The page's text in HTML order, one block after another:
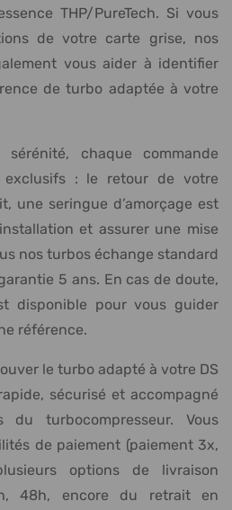
THP/PureTech. Si vous
de votre carte grise, nos
vous aider à identifier
de turbo adaptée à votre
chaque commande
exclusifs : le retour de votre
une seringue d’amorçage est
et assurer une mise
nos turbos échange standard
5 ans. En cas de doute,
disponible pour vous guider
référence.
le turbo adapté à votre DS
sécurisé et accompagné
turbocompresseur. Vous
de paiement (paiement 3x,
options de livraison
48h, encore du retrait en